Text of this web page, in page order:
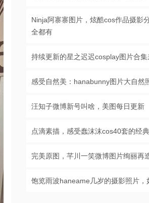
Ninja阿寨寨图片，炫酷cos作品摄影
全都有
持续更新的星之迟迟cosplay图片合集
感受自然美：hanabunny图片大自然
汪知子微博新号叫啥，美图每日更新
点滴素描，感受蠢沫沫cos40套的经
完美原图，芊川一笑微博图片绚丽再
饱览雨波haneame几岁的摄影照片，